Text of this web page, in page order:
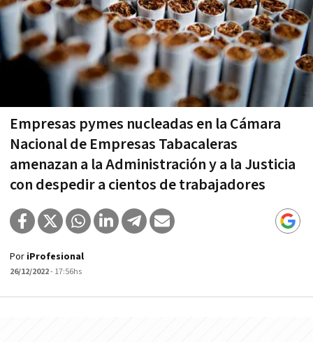
Empresas pymes nucleadas en la Cámara
Nacional de Empresas Tabacaleras
amenazan a la Administración y a la Justicia
con despedir a cientos de trabajadores
Por iProfesional
26/12/2022- 17:56hs